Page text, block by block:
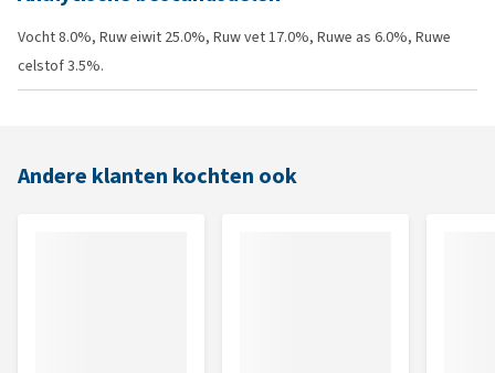
Vocht 8.0%, Ruw eiwit 25.0%, Ruw vet 17.0%, Ruwe as 6.0%, Ruwe
celstof 3.5%.
Andere klanten kochten ook